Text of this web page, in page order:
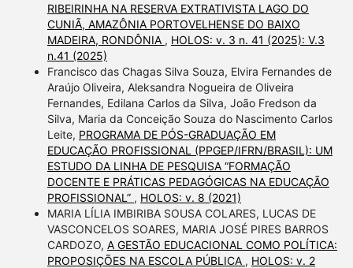
RIBEIRINHA NA RESERVA EXTRATIVISTA LAGO DO
CUNIÃ, AMAZÔNIA PORTOVELHENSE DO BAIXO
MADEIRA, RONDÔNIA , HOLOS: v. 3 n. 41 (2025): V.3
n.41 (2025)
Francisco das Chagas Silva Souza, Elvira Fernandes de
Araújo Oliveira, Aleksandra Nogueira de Oliveira
Fernandes, Edilana Carlos da Silva, João Fredson da
Silva, Maria da Conceição Souza do Nascimento Carlos
Leite, PROGRAMA DE PÓS-GRADUAÇÃO EM
EDUCAÇÃO PROFISSIONAL (PPGEP/IFRN/BRASIL): UM
ESTUDO DA LINHA DE PESQUISA “FORMAÇÃO
DOCENTE E PRÁTICAS PEDAGÓGICAS NA EDUCAÇÃO
PROFISSIONAL” , HOLOS: v. 8 (2021)
MARIA LÍLIA IMBIRIBA SOUSA COLARES, LUCAS DE
VASCONCELOS SOARES, MARIA JOSÉ PIRES BARROS
CARDOZO, A GESTÃO EDUCACIONAL COMO POLÍTICA:
PROPOSIÇÕES NA ESCOLA PÚBLICA , HOLOS: v. 2